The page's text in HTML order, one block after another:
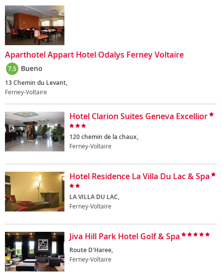
Aparthotel Appart Hotel Odalys Ferney Voltaire
7.5 Bueno
13 Chemin du Levant,
Ferney-Voltaire
Hotel Clarion Suites Geneva Excellior
120 chemin de la chaux,
Ferney-Voltaire
Hotel Residence La Villa Du Lac & Spa
LA VILLA DU LAC,
Ferney-Voltaire
Jiva Hill Park Hotel Golf & Spa
Route D'Haree,
Ferney-Voltaire